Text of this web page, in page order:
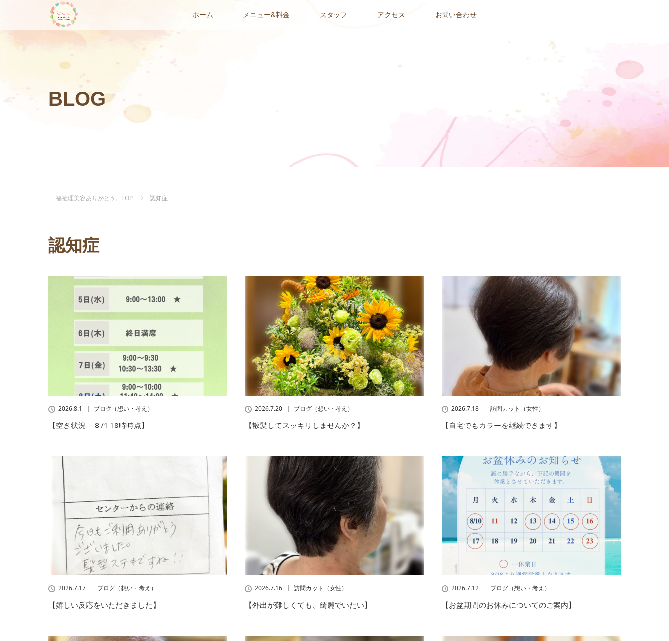
ホーム メニュー&料金 スタッフ アクセス お問い合わせ
BLOG
福祉理美容ありがとう。TOP 認知症
認知症
2026.8.1 ブログ（想い・考え）
【空き状況 ８/1 18時時点】
2026.7.20 ブログ（想い・考え）
【散髪してスッキリしませんか？】
2026.7.18 訪問カット（女性）
【自宅でもカラーを継続できます】
2026.7.17 ブログ（想い・考え）
【嬉しい反応をいただきました】
2026.7.16 訪問カット（女性）
【外出が難しくても、綺麗でいたい】
2026.7.12 ブログ（想い・考え）
【お盆期間のお休みについてのご案内】